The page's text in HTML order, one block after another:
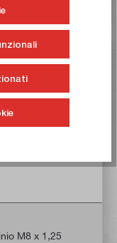
M8 x 1,25